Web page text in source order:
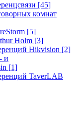
[45]
комнат
[5]
Holm [3]
Hikvision [2]
и
[1]
TaverLAB